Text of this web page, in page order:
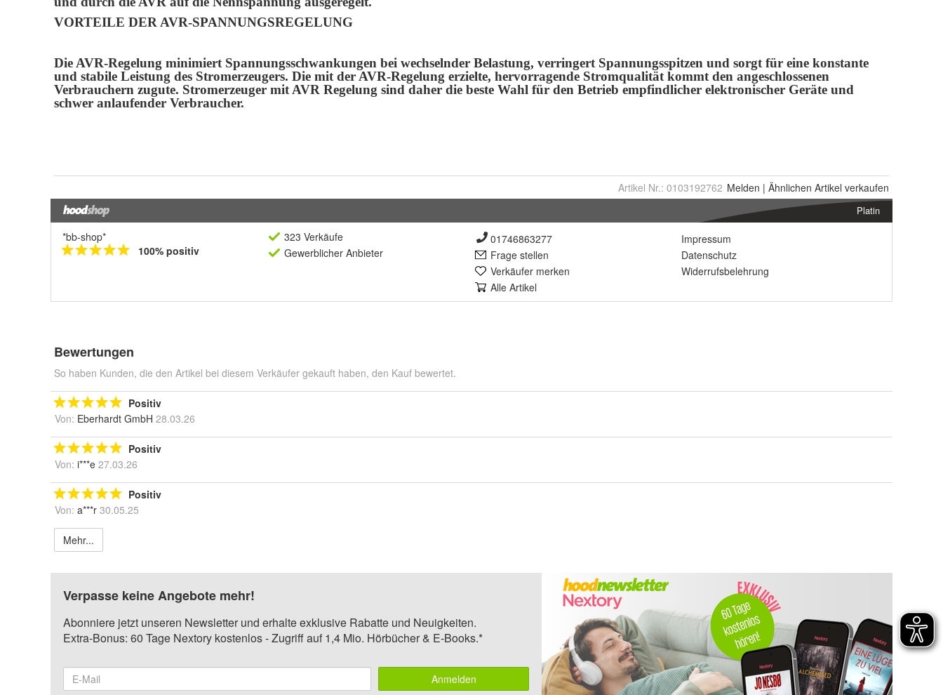
Artikel Nr.: 0103192762 Melden | Ähnlichen Artikel verkaufen
Platin
*bb-shop*
100% positiv
323 Verkäufe
Gewerblicher Anbieter
01746863277
Frage stellen
Verkäufer merken
Alle Artikel
Impressum
Datenschutz
Widerrufsbelehrung
Bewertungen
So haben Kunden, die den Artikel bei diesem Verkäufer gekauft haben, den Kauf bewertet.
Positiv
Von: Eberhardt GmbH 28.03.26
Positiv
Von: i***e 27.03.26
Positiv
Von: a***r 30.05.25
Mehr...
Verpasse keine Angebote mehr!
Abonniere jetzt unseren Newsletter und erhalte exklusive Rabatte und Neuigkeiten.
Extra-Bonus: 60 Tage Nextory kostenlos - Zugriff auf 1,4 Mio. Hörbücher & E-Books.*
Anmelden